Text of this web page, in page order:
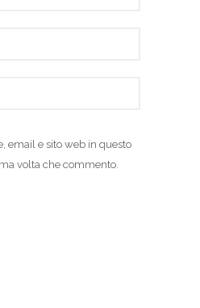
email e sito web in questo
volta che commento.